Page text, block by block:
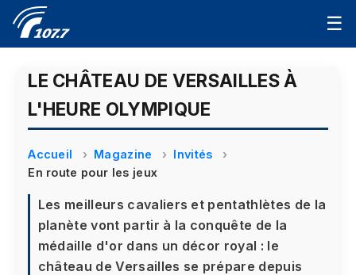
☰
LE CHÂTEAU DE VERSAILLES À
L'HEURE OLYMPIQUE
Accueil Magazine
Invités
En route pour les jeux
Les meilleurs cavaliers et pentathlètes de la
planète vont partir à la conquête de la
médaille d'or dans un décor royal : le
château de Versailles se prépare depuis